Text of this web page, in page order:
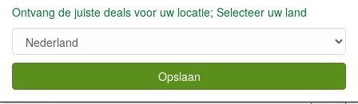
verkoop fruitbomen, bessen,aardbeien enz.
Ontvang de juiste deals voor uw locatie; Selecteer uw land
Opslaan